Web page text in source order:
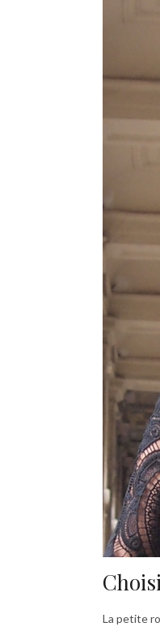
La petite